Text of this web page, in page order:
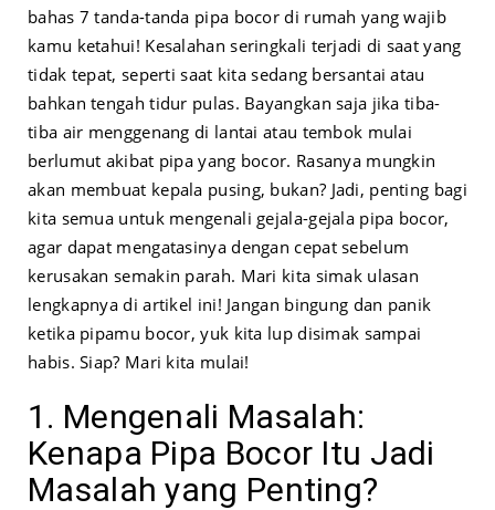
bahas 7 tanda-tanda pipa bocor di rumah yang wajib
kamu ketahui! Kesalahan seringkali terjadi di saat yang
tidak tepat, seperti saat kita sedang bersantai atau
bahkan tengah tidur pulas. Bayangkan saja jika tiba-
tiba air menggenang di lantai atau tembok mulai
berlumut akibat pipa yang bocor. Rasanya mungkin
akan membuat kepala pusing, bukan? Jadi, penting bagi
kita semua untuk mengenali gejala-gejala pipa bocor,
agar dapat mengatasinya dengan cepat sebelum
kerusakan semakin parah. Mari kita simak ulasan
lengkapnya di artikel ini! Jangan bingung dan panik
ketika pipamu bocor, yuk kita lup disimak sampai
habis. Siap? Mari kita mulai!
1. Mengenali Masalah:
Kenapa Pipa Bocor Itu Jadi
Masalah yang Penting?